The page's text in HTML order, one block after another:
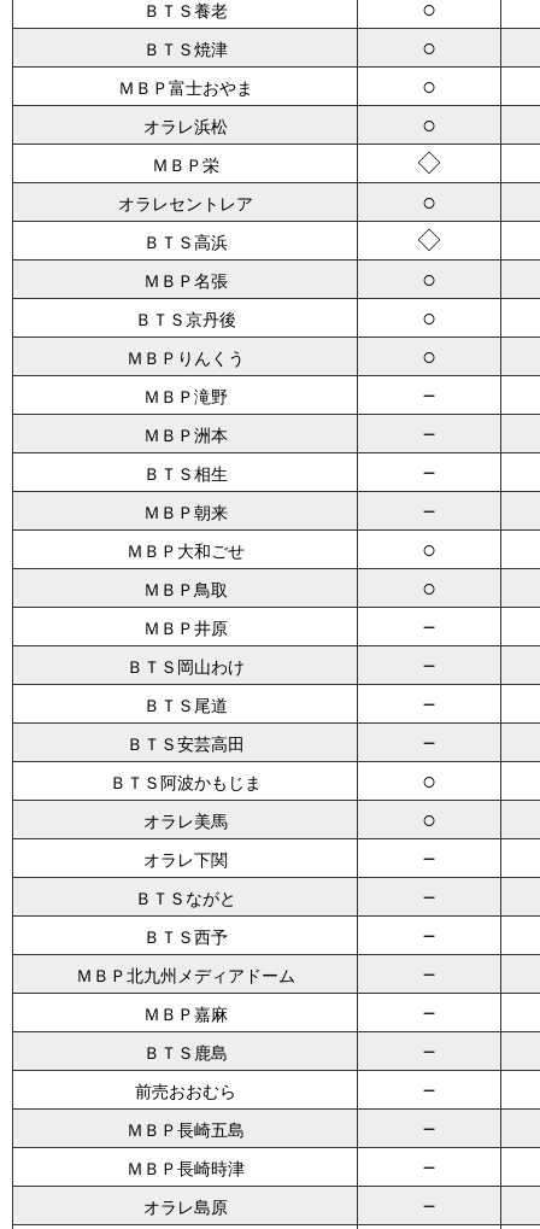
ＢＴＳ養老 ○
ＢＴＳ焼津 ○
ＭＢＰ富士おやま ○
オラレ浜松 ○
ＭＢＰ栄 ◇
オラレセントレア ○
ＢＴＳ高浜 ◇
ＭＢＰ名張 ○
ＢＴＳ京丹後 ○
ＭＢＰりんくう ○
ＭＢＰ滝野 －
ＭＢＰ洲本 －
ＢＴＳ相生 －
ＭＢＰ朝来 －
ＭＢＰ大和ごせ ○
ＭＢＰ鳥取 ○
ＭＢＰ井原 －
ＢＴＳ岡山わけ －
ＢＴＳ尾道 －
ＢＴＳ安芸高田 －
ＢＴＳ阿波かもじま ○
オラレ美馬 ○
オラレ下関 －
ＢＴＳながと －
ＢＴＳ西予 －
ＭＢＰ北九州メディアドーム －
ＭＢＰ嘉麻 －
ＢＴＳ鹿島 －
前売おおむら －
ＭＢＰ長崎五島 －
ＭＢＰ長崎時津 －
オラレ島原 －